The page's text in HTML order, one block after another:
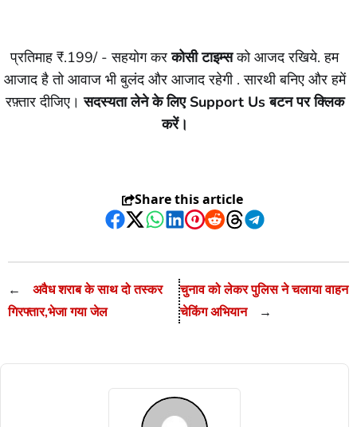
प्रतिमाह ₹.199/ - सहयोग करकोसी टाइम्सको आजद रखिये. हम
आजाद है तो आवाज भी बुलंद और आजाद रहेगी . सारथी बनिए और हमें
रफ़्तार दीजिए।सदस्यता लेने के लिए Support Us बटन पर क्लिक
करें।
Share this article
Facebook
TwitterWhatsApp
LinkedInPinterest
RedditThreadsTelegram
←
अवैध शराब के साथ दो तस्कर
गिरफ्तार,भेजा गया जेल
चुनाव को लेकर पुलिस ने चलाया वाहन
चेकिंग अभियान
→